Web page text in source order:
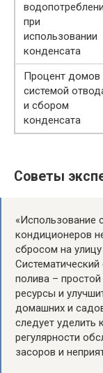
при
использовании
конденсата
Процент домов
системой
и сбором
конденсата
Советы
«Использование
кондиционеров
сбросом на
полива –
ресурсы и
домашних и
следует уделить
регулярности
засоров и